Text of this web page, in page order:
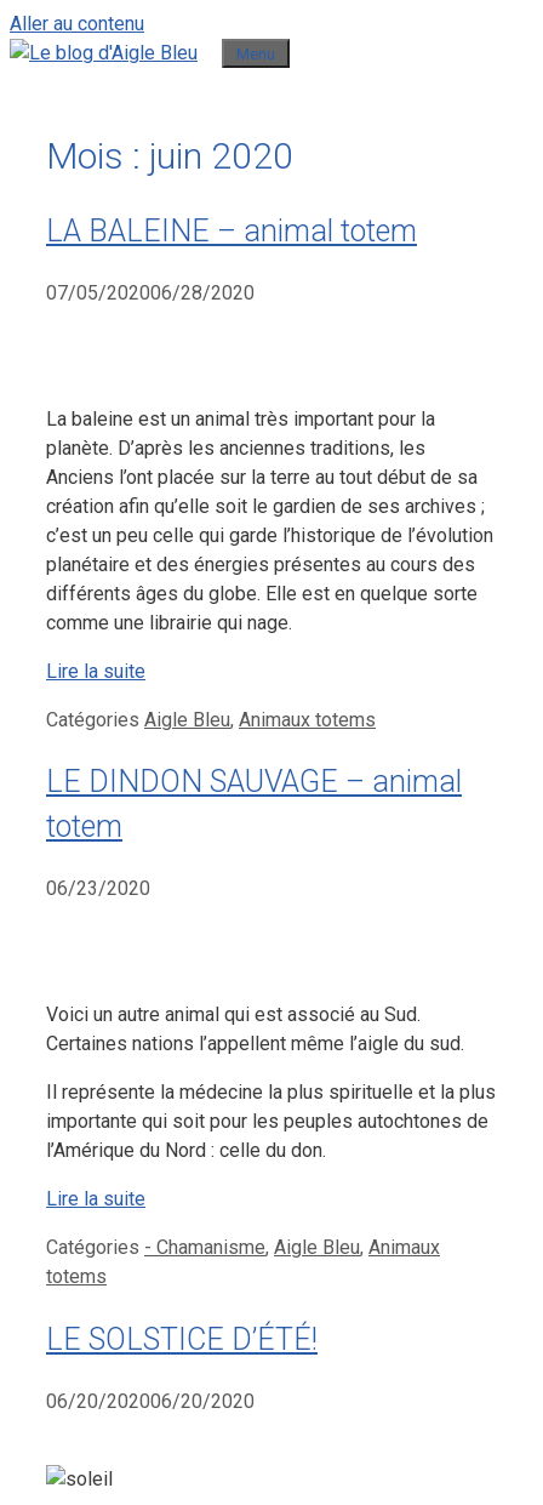
Aller au contenu
Menu
Mois : juin 2020
LA BALEINE – animal totem
07/05/202006/28/2020
La baleine est un animal très important pour la
planète. D’après les anciennes traditions, les
Anciens l’ont placée sur la terre au tout début de sa
création afin qu’elle soit le gardien de ses archives ;
c’est un peu celle qui garde l’historique de l’évolution
planétaire et des énergies présentes au cours des
différents âges du globe. Elle est en quelque sorte
comme une librairie qui nage.
Lire la suite
Catégories Aigle Bleu, Animaux totems
LE DINDON SAUVAGE – animal
totem
06/23/2020
Voici un autre animal qui est associé au Sud.
Certaines nations l’appellent même l’aigle du sud.
Il représente la médecine la plus spirituelle et la plus
importante qui soit pour les peuples autochtones de
l’Amérique du Nord : celle du don.
Lire la suite
Catégories - Chamanisme, Aigle Bleu, Animaux
totems
LE SOLSTICE D’ÉTÉ!
06/20/202006/20/2020